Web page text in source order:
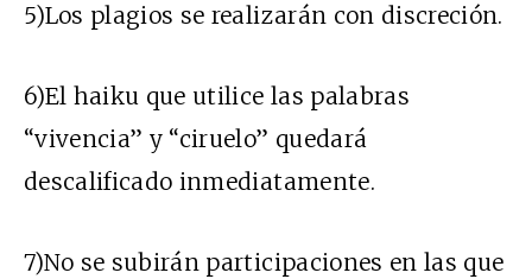
5)Los plagios se realizarán con discreción.
6)El haiku que utilice las palabras
“vivencia” y “ciruelo” quedará
descalificado inmediatamente.
7)No se subirán participaciones en las que